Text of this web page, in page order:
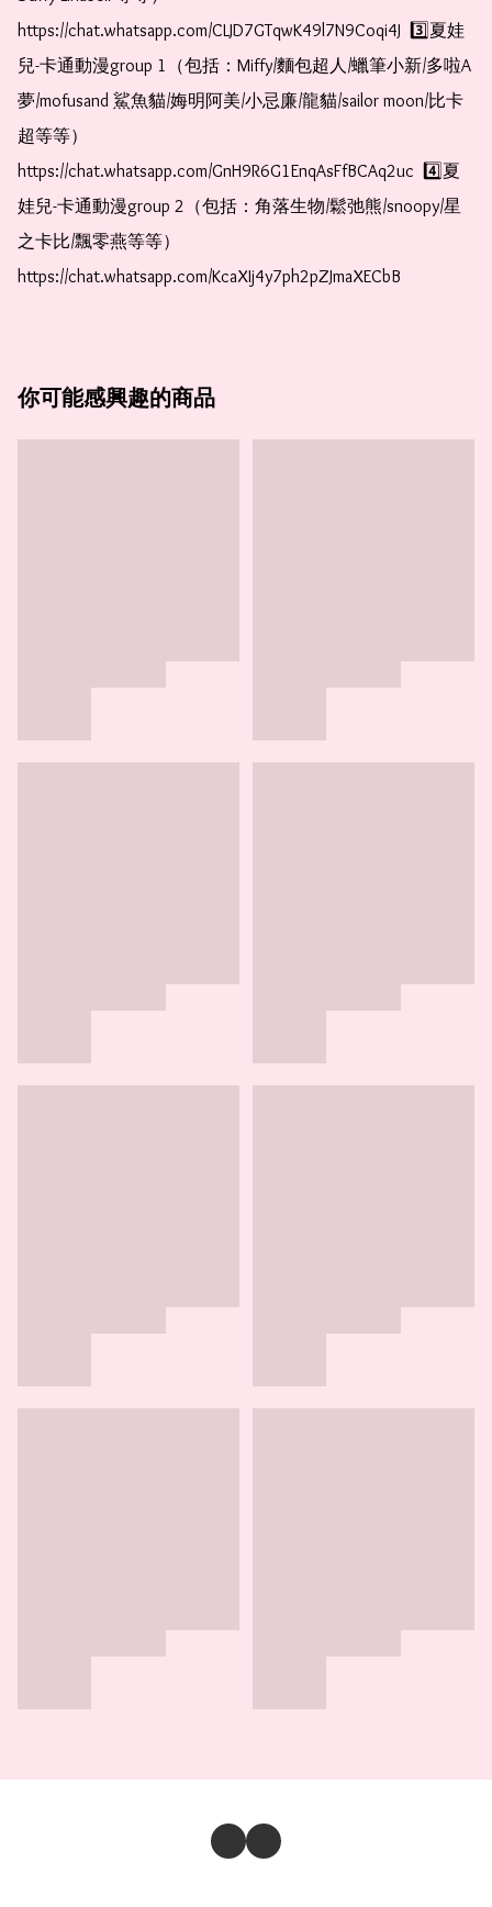
https://chat.whatsapp.com/CLJD7GTqwK49l7N9Coqi4J  3️⃣夏娃
兒-卡通動漫group 1（包括：Miffy/麵包超人/蠟筆小新/多啦A
夢/mofusand 鯊魚貓/娒明阿美/小忌廉/龍貓/sailor moon/比卡
超等等）
https://chat.whatsapp.com/GnH9R6G1EnqAsFfBCAq2uc  4️⃣夏
娃兒-卡通動漫group 2（包括：角落生物/鬆弛熊/snoopy/星
之卡比/飄零燕等等）
https://chat.whatsapp.com/KcaXIj4y7ph2pZJmaXECbB
你可能感興趣的商品